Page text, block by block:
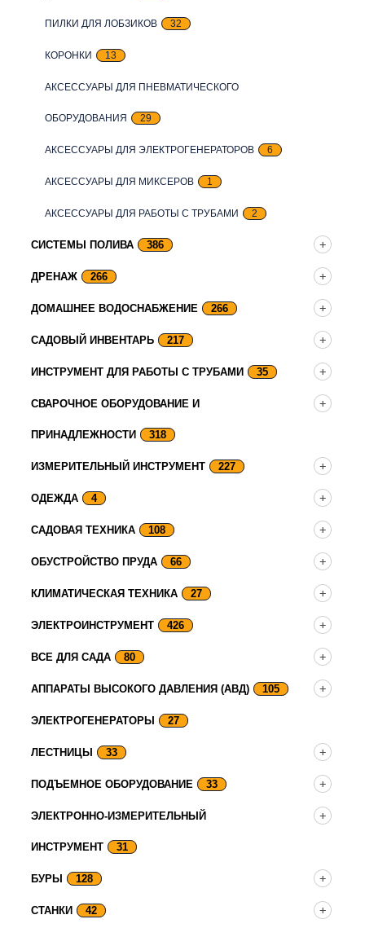
ПИЛКИ ДЛЯ ЛОБЗИКОВ 32
КОРОНКИ 13
АКСЕССУАРЫ ДЛЯ ПНЕВМАТИЧЕСКОГО
ОБОРУДОВАНИЯ 29
АКСЕССУАРЫ ДЛЯ ЭЛЕКТРОГЕНЕРАТОРОВ 6
АКСЕССУАРЫ ДЛЯ МИКСЕРОВ 1
АКСЕССУАРЫ ДЛЯ РАБОТЫ С ТРУБАМИ 2
СИСТЕМЫ ПОЛИВА 386
ДРЕНАЖ 266
ДОМАШНЕЕ ВОДОСНАБЖЕНИЕ 266
САДОВЫЙ ИНВЕНТАРЬ 217
ИНСТРУМЕНТ ДЛЯ РАБОТЫ С ТРУБАМИ 35
СВАРОЧНОЕ ОБОРУДОВАНИЕ И
ПРИНАДЛЕЖНОСТИ 318
ИЗМЕРИТЕЛЬНЫЙ ИНСТРУМЕНТ 227
ОДЕЖДА 4
САДОВАЯ ТЕХНИКА 108
ОБУСТРОЙСТВО ПРУДА 66
КЛИМАТИЧЕСКАЯ ТЕХНИКА 27
ЭЛЕКТРОИНСТРУМЕНТ 426
ВСЕ ДЛЯ САДА 80
АППАРАТЫ ВЫСОКОГО ДАВЛЕНИЯ (АВД) 105
ЭЛЕКТРОГЕНЕРАТОРЫ 27
ЛЕСТНИЦЫ 33
ПОДЪЕМНОЕ ОБОРУДОВАНИЕ 33
ЭЛЕКТРОННО-ИЗМЕРИТЕЛЬНЫЙ
ИНСТРУМЕНТ 31
БУРЫ 128
СТАНКИ 42